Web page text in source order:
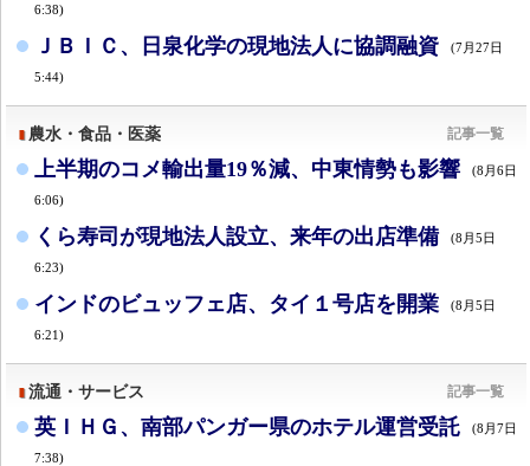
6:38)
ＪＢＩＣ、日泉化学の現地法人に協調融資 (7月27日
5:44)
農水・食品・医薬 記事一覧
上半期のコメ輸出量19％減、中東情勢も影響 (8月6日
6:06)
くら寿司が現地法人設立、来年の出店準備 (8月5日
6:23)
インドのビュッフェ店、タイ１号店を開業 (8月5日
6:21)
流通・サービス 記事一覧
英ＩＨＧ、南部パンガー県のホテル運営受託 (8月7日
7:38)